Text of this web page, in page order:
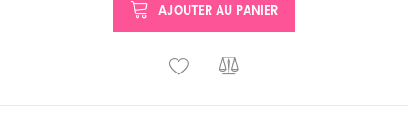
AJOUTER AU PANIER